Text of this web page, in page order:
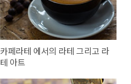
카페라테 에서의 라테 그리고 라
테 아트